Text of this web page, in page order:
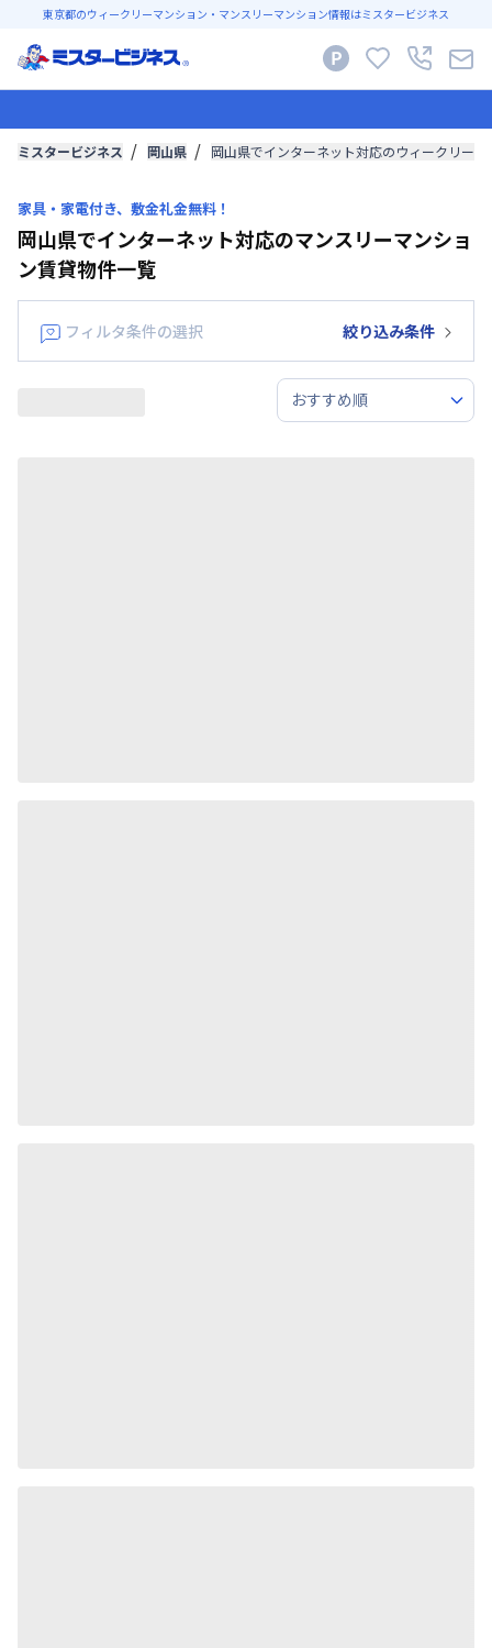
東京都のウィークリーマンション・マンスリーマンション情報はミスタービジネス
ミスタービジネス 岡山県 岡山県でインターネット対応のウィークリー
家具・家電付き、敷金礼金無料！
岡山県でインターネット対応のマンスリーマンショ
ン賃貸物件一覧
フィルタ条件の選択 絞り込み条件